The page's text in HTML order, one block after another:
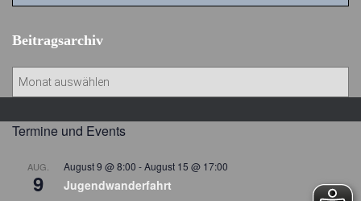
Beitragsarchiv
t
Termine und Events
AUG.
9
August 9 @ 8:00 -August 15 @ 17:00
Jugendwanderfahrt